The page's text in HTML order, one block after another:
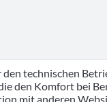
technischen
den Komfort bei
mit anderen